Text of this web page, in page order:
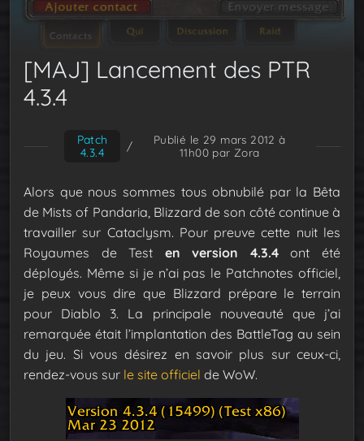
[MAJ] Lancement des PTR
4.3.4
Patch
4.3.4
/
Publié le 29 mars 2012 à
11h00par Zora
Alors que nous sommes tous obnubilé par la Bêta
de Mists of Pandaria, Blizzard de son côté continue à
travailler sur Cataclysm. Pour preuve cette nuit les
Royaumes de Test en version 4.3.4ont été
déployés. Même si je n’ai pas le Patchnotes officiel,
je peux vous dire que Blizzard prépare le terrain
pour Diablo 3. La principale nouveauté que j’ai
remarquée était l’implantation des BattleTag au sein
du jeu. Si vous désirez en savoir plus sur ceux-ci,
rendez-vous sur le site officiel de WoW.